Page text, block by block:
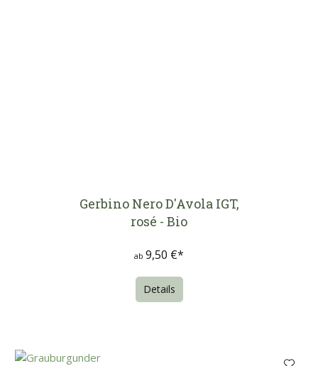
Gerbino Nero D'Avola IGT,
rosé - Bio
ab 9,50 €*
Details